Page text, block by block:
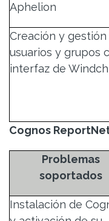
Aphelion
Creación y gestión
usuarios y grupos
interfaz de
Cognos
Problemas
soportados
Instalación de